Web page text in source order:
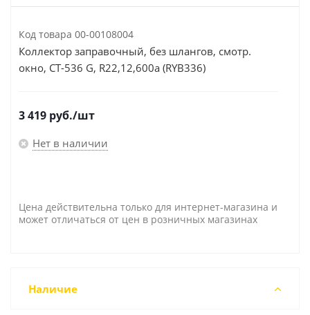
Код товара 00-00108004
Коллектор заправочный, без шлангов, смотр.
окно, CT-536 G, R22,12,600а (RYB336)
3 419 руб./шт
Нет в наличии
Цена действительна только для интернет-магазина и
может отличаться от цен в розничных магазинах
Наличие